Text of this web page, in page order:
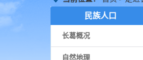
民族人口
长葛概况
自然地理